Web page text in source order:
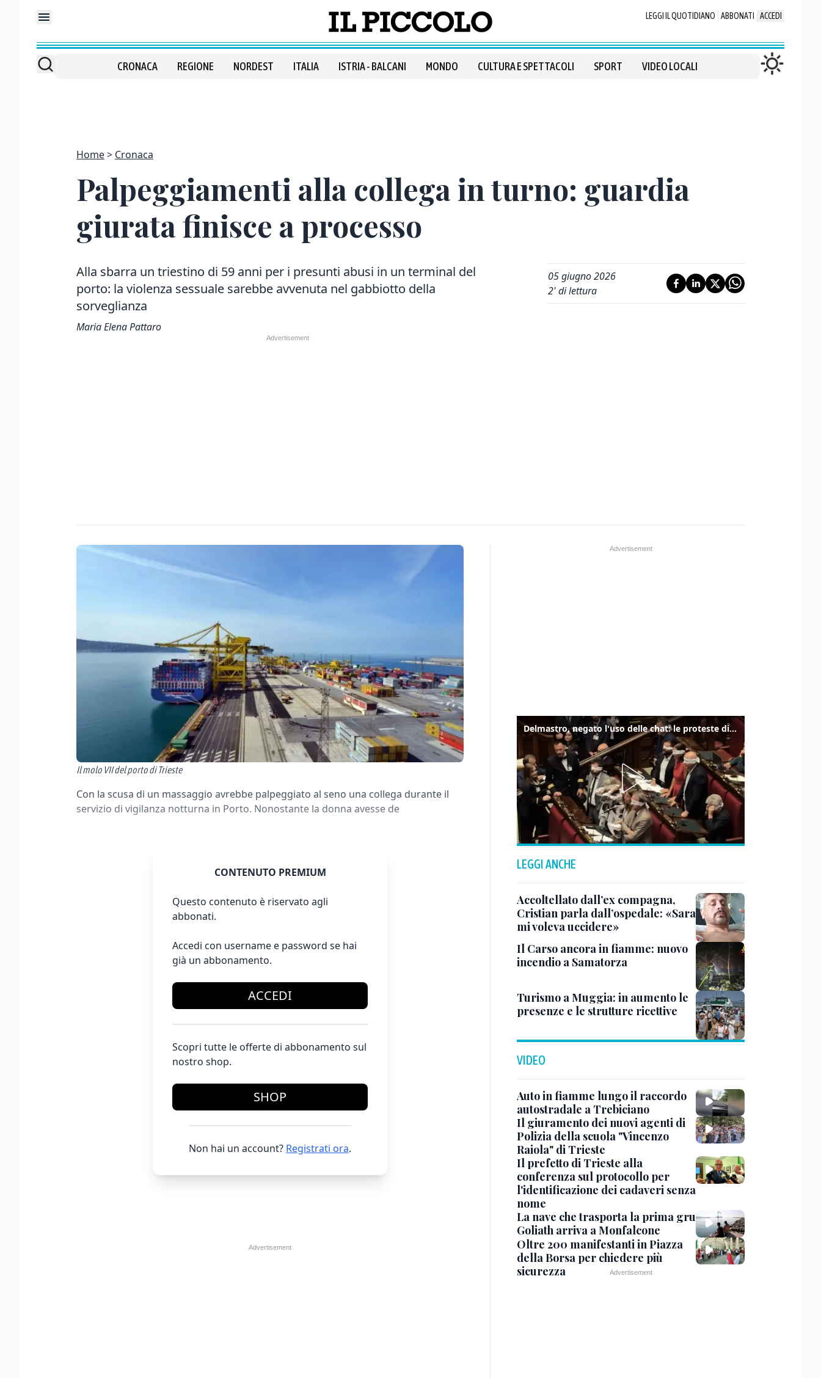
LEGGI IL QUOTIDIANO ABBONATI ACCEDI
CRONACA REGIONE NORDEST ITALIA ISTRIA - BALCANI MONDO CULTURA E SPETTACOLI SPORT VIDEO LOCALI
Home Cronaca
Palpeggiamenti alla collega in turno: guardia
giurata finisce a processo
Alla sbarra un triestino di 59 anni per i presunti abusi in un terminal del
porto: la violenza sessuale sarebbe avvenuta nel gabbiotto della
sorveglianza
Maria Elena Pattaro
05 giugno 2026
2' di lettura
Il molo VII del porto di Trieste
Con la scusa di un massaggio avrebbe palpeggiato al seno una collega durante il
servizio di vigilanza notturna in Porto. Nonostante la donna avesse de
CONTENUTO PREMIUM
Questo contenuto è riservato agli
abbonati.
Accedi con username e password se hai
già un abbonamento.
ACCEDI
Scopri tutte le offerte di abbonamento sul
nostro shop.
SHOP
Non hai un account? Registrati ora.
Delmastro, negato l'uso delle chat: le proteste di Avs e M5s
LEGGI ANCHE
Accoltellato dall’ex compagna,
Cristian parla dall’ospedale: «Sara
mi voleva uccidere»
Il Carso ancora in fiamme: nuovo
incendio a Samatorza
Turismo a Muggia: in aumento le
presenze e le strutture ricettive
VIDEO
Auto in fiamme lungo il raccordo
autostradale a Trebiciano
Il giuramento dei nuovi agenti di
Polizia della scuola "Vincenzo
Raiola" di Trieste
Il prefetto di Trieste alla
conferenza sul protocollo per
l'identificazione dei cadaveri senza
nome
La nave che trasporta la prima gru
Goliath arriva a Monfalcone
Oltre 200 manifestanti in Piazza
della Borsa per chiedere più
sicurezza